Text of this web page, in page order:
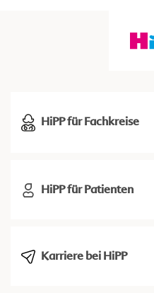
HiPP für Fachkreise
HiPP für Patienten
Karriere bei HiPP